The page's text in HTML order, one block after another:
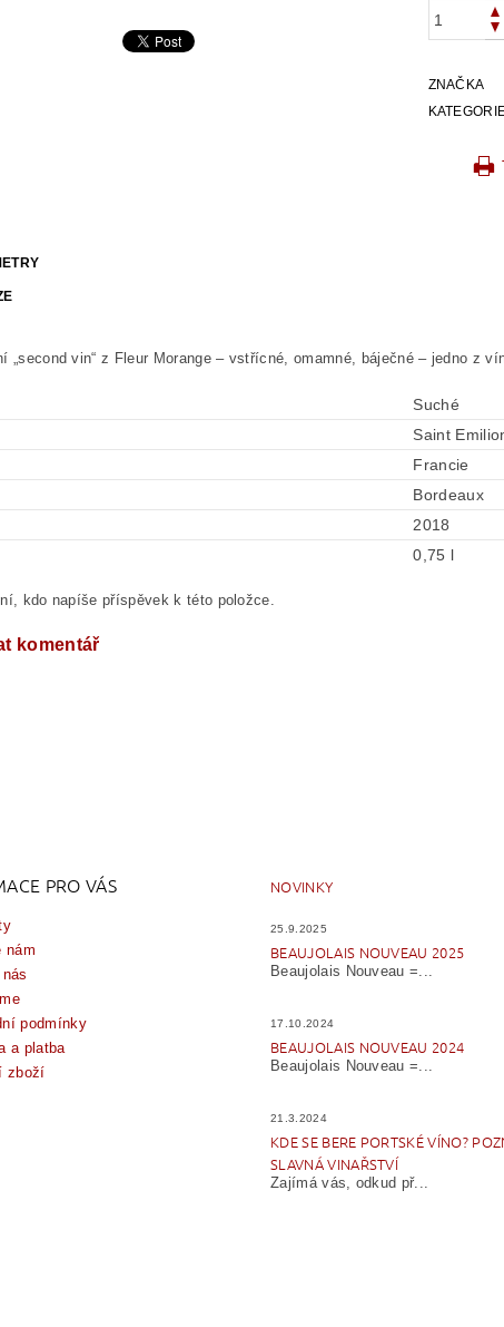
ZNAČKA
„second vin“ z Fleur Morange – vstřícné, omamné, báječné – jedno z
Suché
Saint
Francie
Bordeaux
2018
0,75 l
kdo napíše příspěvek k této položce.
komentář
PRO VÁS
nám
podmínky
a platba
zboží
NOVINKY
25.9.2025
BEAUJOLAIS NOUVEAU 2025
Beaujolais Nouveau =...
17.10.2024
BEAUJOLAIS NOUVEAU 2024
Beaujolais Nouveau =...
21.3.2024
KDE SE BERE PORTSKÉ VÍNO?
SLAVNÁ VINAŘSTVÍ
Zajímá vás, odkud př...